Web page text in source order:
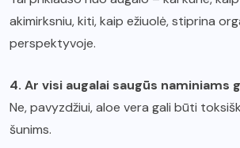
akimirksniu, kiti, kaip ežiuolė, stiprina
perspektyvoje.
4. Ar visi augalai saugūs naminiams
Ne, pavyzdžiui, aloe vera gali būti
šunims.